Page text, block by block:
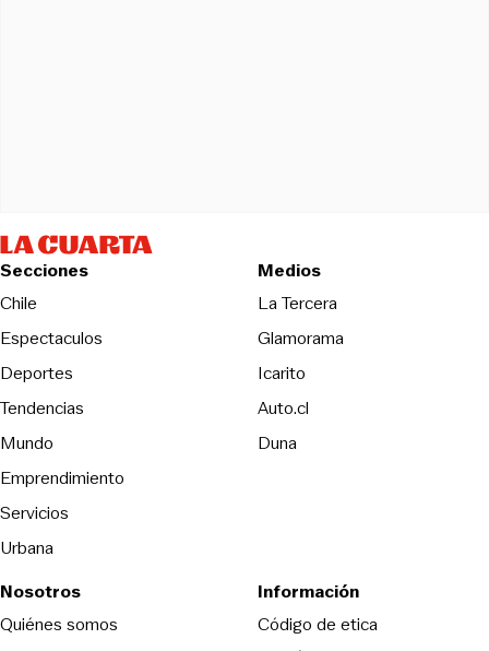
Secciones
Chile
Espectaculos
Deportes
Tendencias
Mundo
Emprendimiento
Servicios
Urbana
Medios
La TerceraOpens in new
Glamorama
Icarito
Auto.cl
DunaOpens in new window
Nosotros
Quiénes somos
Información
Código de eticaOpens in new